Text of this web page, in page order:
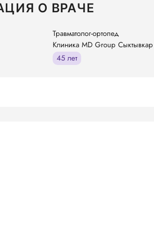
О ВРАЧЕ
Травматолог-ортопед
Клиника MD Group Сыктывкар
45 лет